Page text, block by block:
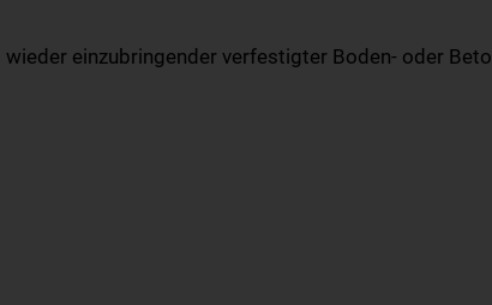
einzubringender verfestigter Boden- oder